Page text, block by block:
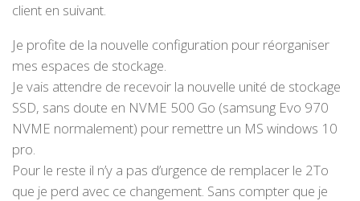
client en suivant.
Je profite de la nouvelle configuration pour réorganiser
mes espaces de stockage.
Je vais attendre de recevoir la nouvelle unité de stockage
SSD, sans doute en NVME 500 Go (samsung Evo 970
NVME normalement) pour remettre un MS windows 10
pro.
Pour le reste il n’y a pas d’urgence de remplacer le 2To
que je perd avec ce changement. Sans compter que je